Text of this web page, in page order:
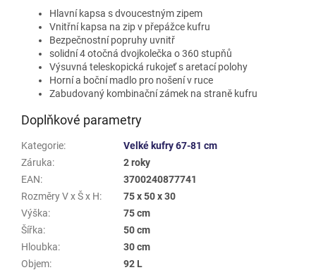
Hlavní kapsa s dvoucestným zipem
Vnitřní kapsa na zip v přepážce kufru
Bezpečnostní popruhy uvnitř
solidní 4 otočná dvojkolečka o 360 stupňů
Výsuvná teleskopická rukojeť s aretací polohy
Horní a boční madlo pro nošení v ruce
Zabudovaný kombinační zámek na straně kufru
Doplňkové parametry
Kategorie:
Velké kufry 67-81 cm
Záruka:
2 roky
EAN:
3700240877741
Rozměry V x Š x H:
75 x 50 x 30
Výška:
75 cm
Šířka:
50 cm
Hloubka:
30 cm
Objem:
92 L